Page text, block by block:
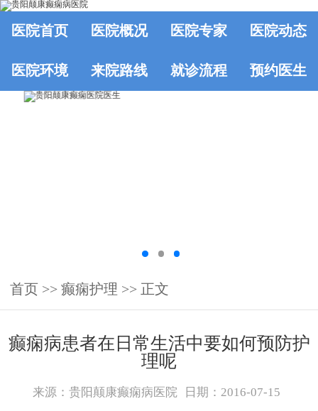
医院首页 医院概况 医院专家 医院动态
医院环境 来院路线 就诊流程 预约医生
首页 >> 癫痫护理 >> 正文
癫痫病患者在日常生活中要如何预防护
理呢
来源：贵阳颠康癫痫病医院 日期：2016-07-15